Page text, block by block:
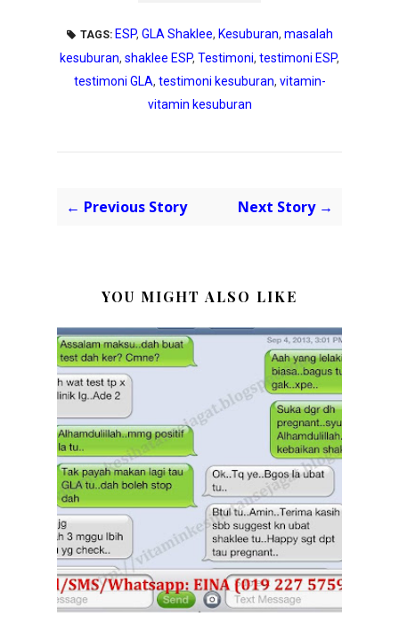
TAGS: ESP, GLA Shaklee, Kesuburan, masalah
kesuburan, shaklee ESP, Testimoni, testimoni ESP,
testimoni GLA, testimoni kesuburan, vitamin-
vitamin kesuburan
← Previous Story Next Story →
YOU MIGHT ALSO LIKE